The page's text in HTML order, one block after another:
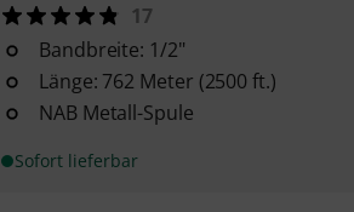
17
Bandbreite: 1/2"
Länge: 762 Meter (2500 ft.)
NAB Metall-Spule
Sofort lieferbar